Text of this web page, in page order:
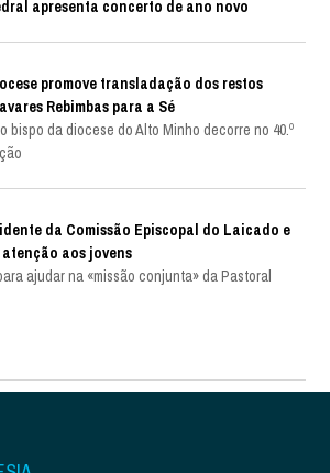
apresenta concerto de ano novo
promove transladação dos restos
Rebimbas para a Sé
bispo da diocese do Alto Minho decorre no 40.º
da Comissão Episcopal do Laicado e
aos jovens
ajudar na «missão conjunta» da Pastoral